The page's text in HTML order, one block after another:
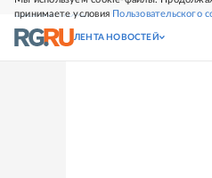
принимаете условия Пользовательского
СВЕЖИЙ НОМЕР
ЛЕНТА НОВОСТЕЙ